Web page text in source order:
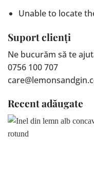
Unable to locate
Suport clienți
Ne bucurăm să te
0756 100 707
Recent adăugate